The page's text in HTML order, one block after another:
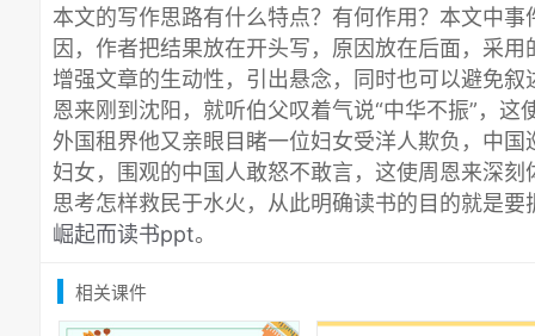
本文的写作思路有什么特点？有何作用？本文中
因，作者把结果放在开头写，原因放在后面，采
增强文章的生动性，引出悬念，同时也可以避免
恩来刚到沈阳，就听伯父叹着气说“中华不振”，
外国租界他又亲眼目睹一位妇女受洋人欺负，中
妇女，围观的中国人敢怒不敢言，这使周恩来深
思考怎样救民于水火，从此明确读书的目的就是
崛起而读书ppt。
相关课件